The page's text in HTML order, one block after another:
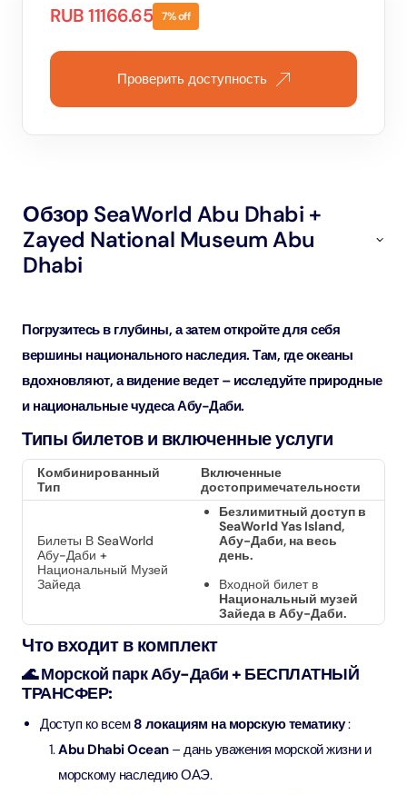
Обзор SeaWorld Abu Dhabi +
Zayed National Museum Abu
Dhabi
Погрузитесь в глубины, а затем откройте для себя
вершины национального наследия. Там, где океаны
вдохновляют, а видение ведет – исследуйте природные
и национальные чудеса Абу-Даби.
Типы билетов и включенные услуги
Комбинированный
Тип
Включенные
достопримечательности
Билеты В SeaWorld
Абу-Даби +
Национальный Музей
Зайеда
Безлимитный доступ в
SeaWorld Yas Island,
Абу-Даби, на весь
день.
Входной билет в
Национальный музей
Зайеда в Абу-Даби.
Что входит в комплект
🌊 Морской парк Абу-Даби + БЕСПЛАТНЫЙ
ТРАНСФЕР:
Доступ ко всем 8 локациям на морскую тематику:
Abu Dhabi Ocean– дань уважения морской жизни и
морскому наследию ОАЭ.
RUB11166.65 7% off
Проверить доступность